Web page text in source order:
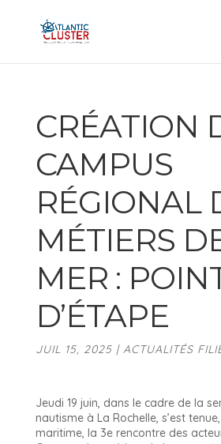
CRÉATION
CAMPUS
RÉGIONAL
MÉTIERS
MER :
D’ÉTAPE
JUIL 15, 2025| ACTUALITÉS
Jeudi 19 juin, dans le cadre de la
nautisme à La Rochelle, s’est
maritime, la 3e rencontre des